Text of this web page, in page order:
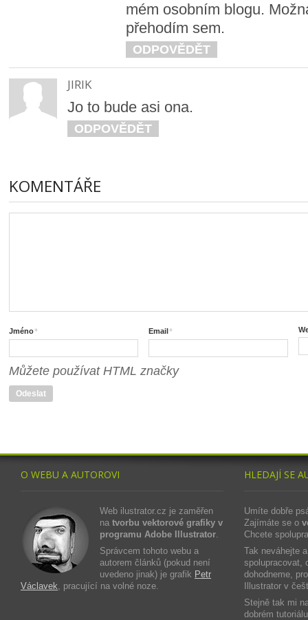
mém osobním blogu.
přehodím sem.
ODPOVĚDĚT
JIRIK
Jo to bude asi ona.
ODPOVĚDĚT
KOMENTÁŘE
Jméno* Email*
Můžete používat HTML značky
O WEBU A AUTOROVI
Web ilustrator.cz je zaměřen
na tvorbu vektorové grafiky v
programu Adobe Illustrator.
Správcem tohoto webu a
autorem článků (pokud není
uvedeno jinak) je grafik Petr
Václavek, pracující na volné noze.
HLEDAJÍ SE
Umíte dobře
Zajímáte se o
Chcete
Tak neváhejte
spolupracovat,
dohodneme,
Illustrator v
Stejně tak mi
dobrém